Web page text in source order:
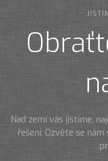
Nad zemí vás jistíme,
řešení: Ozvěte se